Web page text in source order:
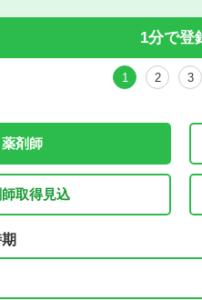
1分で登
1 2 3
薬剤師
取得見込
3月